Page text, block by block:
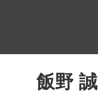
飯野 誠